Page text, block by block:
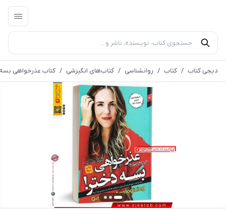
دیجی کتاب / کتاب / روانشناسی / کتاب‌های انگیزشی / کتاب عذرخواهی